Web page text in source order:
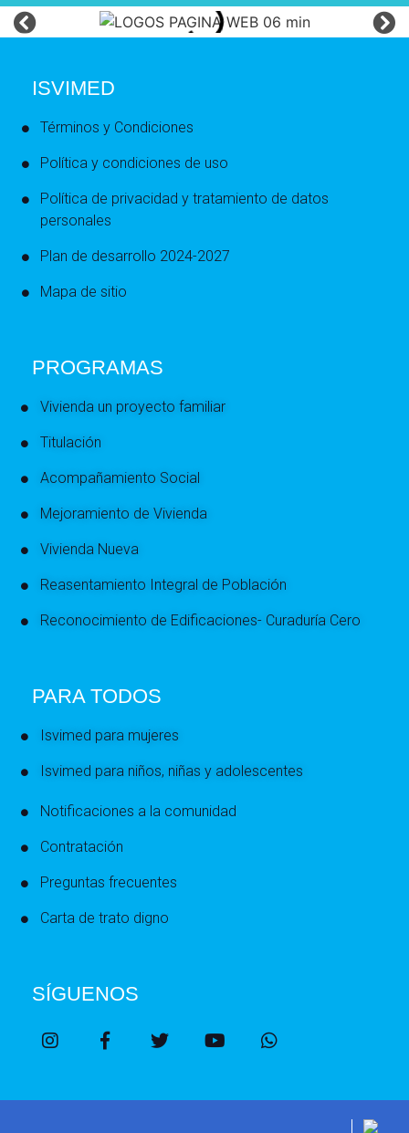
ISVIMED
Términos y Condiciones
Política y condiciones de uso
Política de privacidad y tratamiento de datos
personales
Plan de desarrollo 2024-2027
Mapa de sitio
PROGRAMAS
Vivienda un proyecto familiar
Titulación
Acompañamiento Social
Mejoramiento de Vivienda
Vivienda Nueva
Reasentamiento Integral de Población
Reconocimiento de Edificaciones- Curaduría Cero
PARA TODOS
Isvimed para mujeres
Isvimed para niños, niñas y adolescentes
Notificaciones a la comunidad
Contratación
Preguntas frecuentes
Carta de trato digno
SÍGUENOS